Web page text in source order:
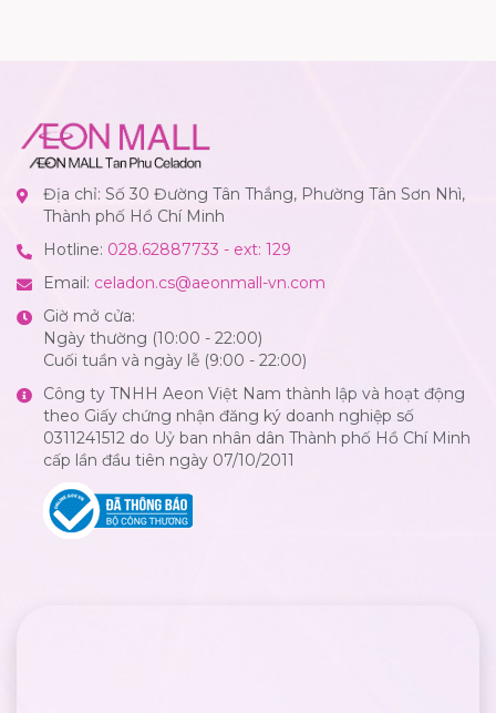
Địa chỉ: Số 30 Đường Tân Thắng, Phường Tân Sơn Nhì,
Thành phố Hồ Chí Minh
Hotline: 028.62887733 - ext: 129
Email: celadon.cs@aeonmall-vn.com
Giờ mở cửa:
Ngày thường (10:00 - 22:00)
Cuối tuần và ngày lễ (9:00 - 22:00)
Công ty TNHH Aeon Việt Nam thành lập và hoạt động
theo Giấy chứng nhận đăng ký doanh nghiệp số
0311241512 do Uỷ ban nhân dân Thành phố Hồ Chí Minh
cấp lần đầu tiên ngày 07/10/2011